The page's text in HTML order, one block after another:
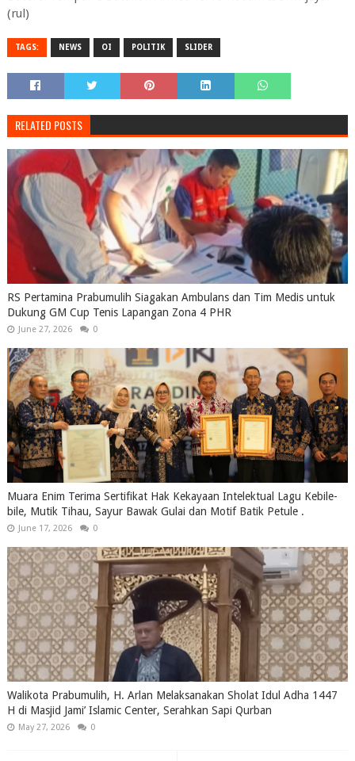
(rul)
TAGS: NEWS OI POLITIK SLIDER
RELATED POSTS
RS Pertamina Prabumulih Siagakan Ambulans dan Tim Medis untuk
Dukung GM Cup Tenis Lapangan Zona 4 PHR
June 27, 2026 0
Muara Enim Terima Sertifikat Hak Kekayaan Intelektual Lagu Kebile-
bile, Mutik Tihau, Sayur Bawak Gulai dan Motif Batik Petule .
June 17, 2026 0
Walikota Prabumulih, H. Arlan Melaksanakan Sholat Idul Adha 1447
H di Masjid Jami’ Islamic Center, Serahkan Sapi Qurban
May 27, 2026 0